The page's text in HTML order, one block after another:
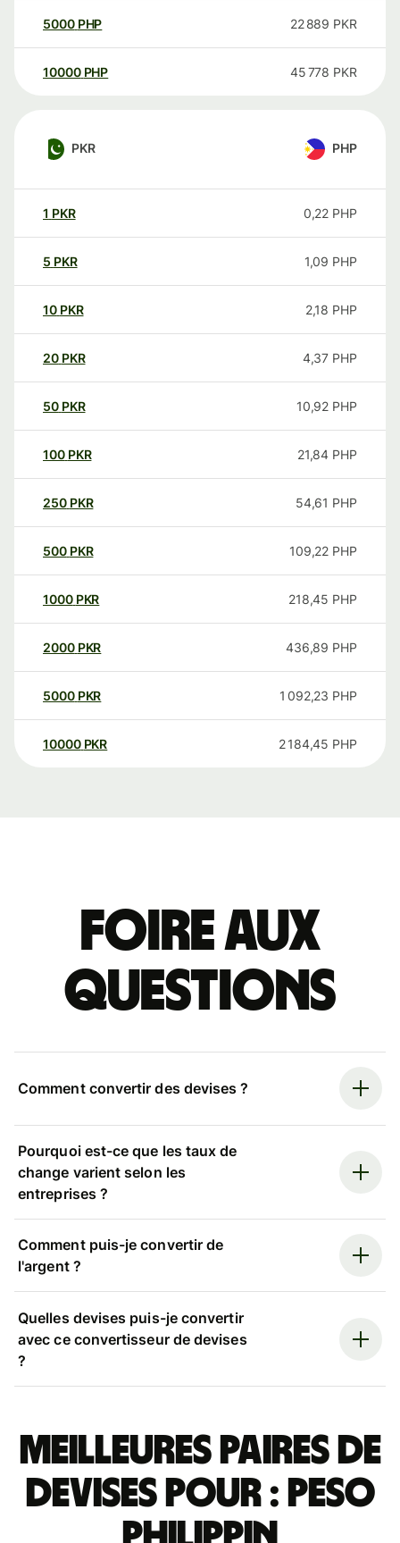
5000 PHP 22 889 PKR
10000 PHP 45 778 PKR
PKR PHP
1 PKR 0,22 PHP
5 PKR 1,09 PHP
10 PKR 2,18 PHP
20 PKR 4,37 PHP
50 PKR 10,92 PHP
100 PKR 21,84 PHP
250 PKR 54,61 PHP
500 PKR 109,22 PHP
1000 PKR 218,45 PHP
2000 PKR 436,89 PHP
5000 PKR 1 092,23 PHP
10000 PKR 2 184,45 PHP
Foire aux
questions
Comment convertir des devises ?
Pourquoi est-ce que les taux de
change varient selon les
entreprises ?
Comment puis-je convertir de
l'argent ?
Quelles devises puis-je convertir
avec ce convertisseur de devises
?
Meilleures paires de
devises pour : peso